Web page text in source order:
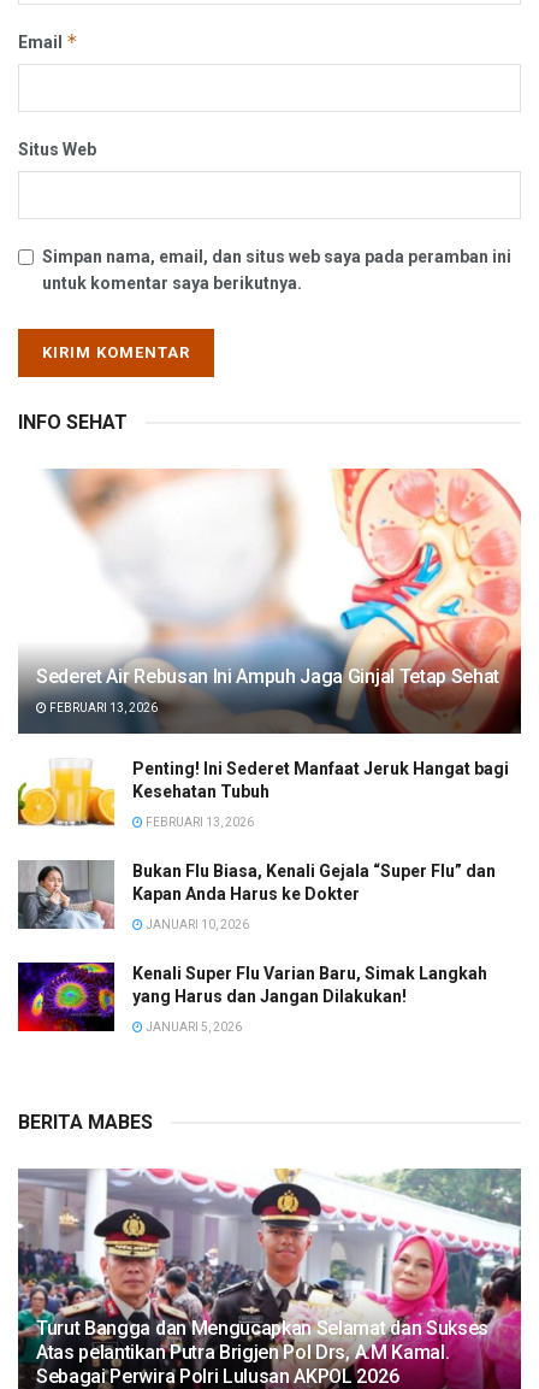
Email *
Situs Web
Simpan nama, email, dan situs web saya pada peramban ini
untuk komentar saya berikutnya.
INFO SEHAT
Sederet Air Rebusan Ini Ampuh Jaga Ginjal Tetap Sehat
FEBRUARI 13, 2026
Penting! Ini Sederet Manfaat Jeruk Hangat bagi
Kesehatan Tubuh
FEBRUARI 13, 2026
Bukan Flu Biasa, Kenali Gejala “Super Flu” dan
Kapan Anda Harus ke Dokter
JANUARI 10, 2026
Kenali Super Flu Varian Baru, Simak Langkah
yang Harus dan Jangan Dilakukan!
JANUARI 5, 2026
BERITA MABES
Turut Bangga dan Mengucapkan Selamat dan Sukses
Atas pelantikan Putra Brigjen Pol Drs, A.M Kamal.
Sebagai Perwira Polri Lulusan AKPOL 2026